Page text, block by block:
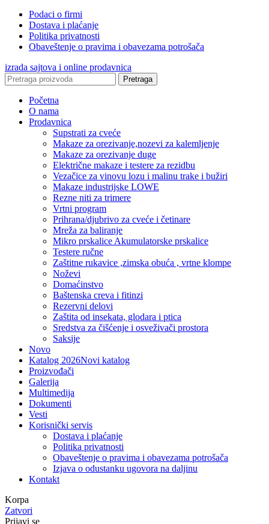
Podaci o firmi
Dostava i plaćanje
Politika privatnosti
Obaveštenje o pravima i obavezama potrošača
izrada sajtova i online prodavnica
Pretraga
Početna
O nama
Prodavnica
Supstrati za cveće
Makaze za orezivanje,nozevi za kalemljenje
Makaze za orezivanje duge
Električne makaze i testere za rezidbu
Vezačice za vinovu lozu i malinu trake i bužiri
Makaze industrijske LOWE
Rezne niti za trimere
Vrtni program
Prihrana/djubrivo za cveće i četinare
Mreža za baliranje
Mikro prskalice Akumulatorske prskalice
Testere ručne
Zaštitne rukavice ,zimska obuća , vrtne klompe
Noževi
Domaćinstvo
Baštenska creva i fitinzi
Rezervni delovi
Zaštita od insekata, glodara i ptica
Sredstva za čišćenje i osveživači prostora
Saksije
Novo
Katalog 2026Novi katalog
Proizvođači
Galerija
Multimedija
Dokumenti
Vesti
Korisnički servis
Dostava i plaćanje
Politika privatnosti
Obaveštenje o pravima i obavezama potrošača
Izjava o odustanku ugovora na daljinu
Kontakt
Korpa
Zatvori
Prijavi se